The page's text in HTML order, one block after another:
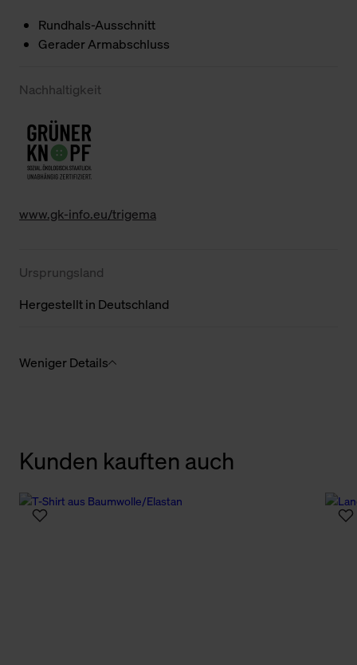
Rundhals-Ausschnitt
Gerader Armabschluss
Nachhaltigkeit
www.gk-info.eu/trigema
Ursprungsland
Hergestellt in Deutschland
Weniger Details
Kunden kauften auch